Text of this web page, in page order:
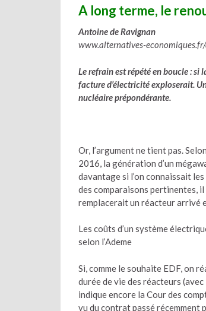
A long terme, le
Antoine de Ravignan
www.alternatives-
Le refrain est répété en boucle :
facture d’électricité exploserait.
nucléaire prépondérante.
Or, l’argument ne tient pas.
2016, la génération d’un
davantage si l’on connaissait
des comparaisons pertinentes,
remplacerait un réacteur arrivé
Les coûts d’un système
selon l’Ademe
Si, comme le souhaite EDF, on
durée de vie des réacteurs
indique encore la Cour des
vu du contrat passé récemment